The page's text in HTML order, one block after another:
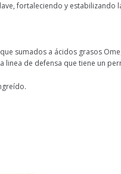
fortaleciendo y
sumados a ácidos grasos
de defensa que tiene un